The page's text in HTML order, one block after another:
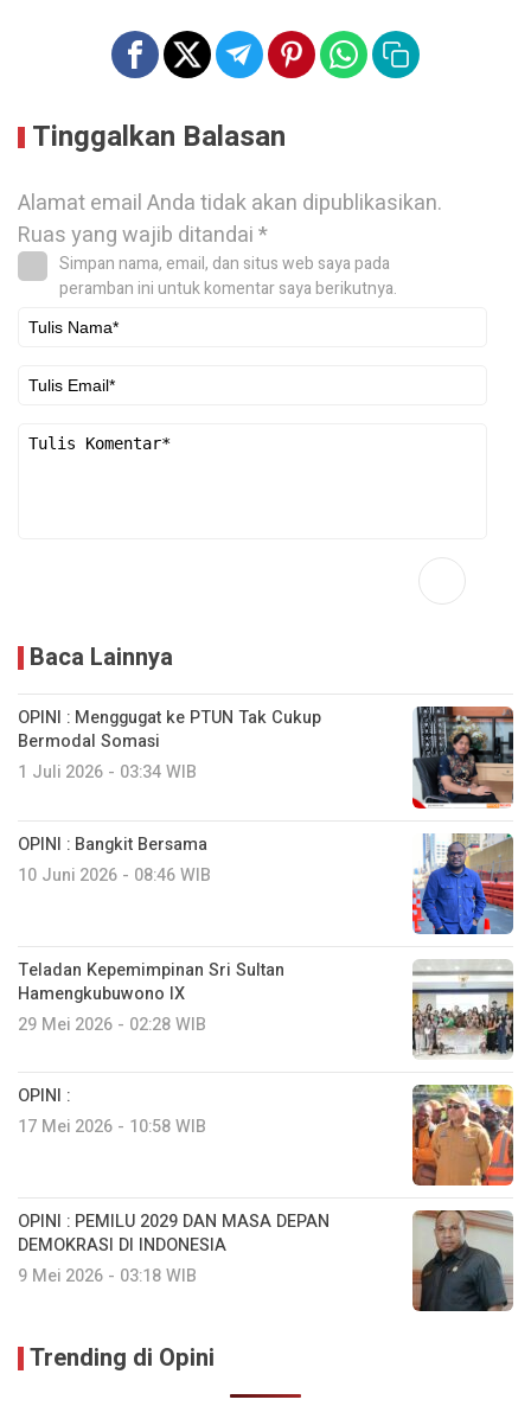
Tinggalkan Balasan
Alamat email Anda tidak akan dipublikasikan.
Ruas yang wajib ditandai*
Simpan nama, email, dan situs web saya pada
peramban ini untuk komentar saya berikutnya.
Baca Lainnya
OPINI : Menggugat ke PTUN Tak Cukup
Bermodal Somasi
1 Juli 2026 - 03:34 WIB
OPINI : Bangkit Bersama
10 Juni 2026 - 08:46 WIB
Teladan Kepemimpinan Sri Sultan
Hamengkubuwono IX
29 Mei 2026 - 02:28 WIB
OPINI :
17 Mei 2026 - 10:58 WIB
OPINI : PEMILU 2029 DAN MASA DEPAN
DEMOKRASI DI INDONESIA
9 Mei 2026 - 03:18 WIB
Trending di Opini